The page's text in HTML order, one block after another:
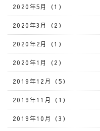
2020年5月（1）
2020年3月（2）
2020年2月（1）
2020年1月（2）
2019年12月（5）
2019年11月（1）
2019年10月（3）